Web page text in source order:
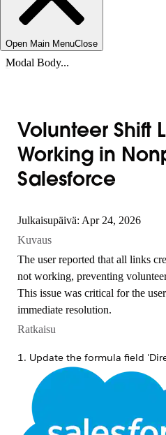
Open Main MenuClose
Modal Body...
Volunteer Shift
Working in
Salesforce
Julkaisupäivä: Apr 24, 2026
Kuvaus
The user reported that all links
not working, preventing
This issue was critical for the
immediate resolution.
Ratkaisu
1. Update the formula field
to reference the correct domain
2. Use Custom Labels to store
Salesforce Site and
field.